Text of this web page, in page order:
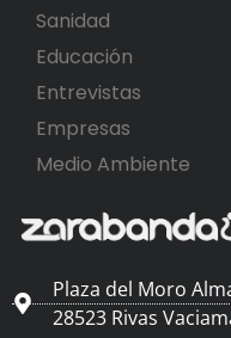
Sanidad
Educación
Entrevistas
Empresas
Medio Ambiente
Plaza del Moro
28523 Rivas